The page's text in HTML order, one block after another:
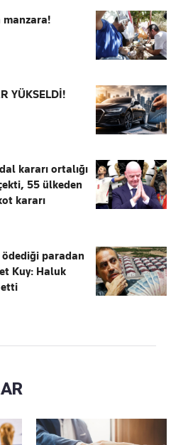
manzara!
YÜKSELDİ!
kararı ortalığı
55 ülkeden
kararı
paradan
Kuy: Haluk
etti